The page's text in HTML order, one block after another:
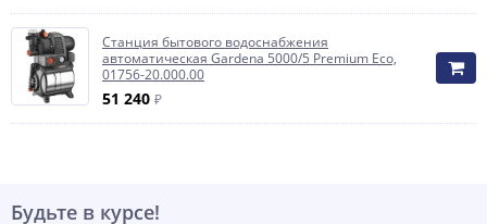
Станция бытового водоснабжения
автоматическая Gardena 5000/5 Premium Eco,
01756-20.000.00
51 240 ₽
Будьте в курсе!